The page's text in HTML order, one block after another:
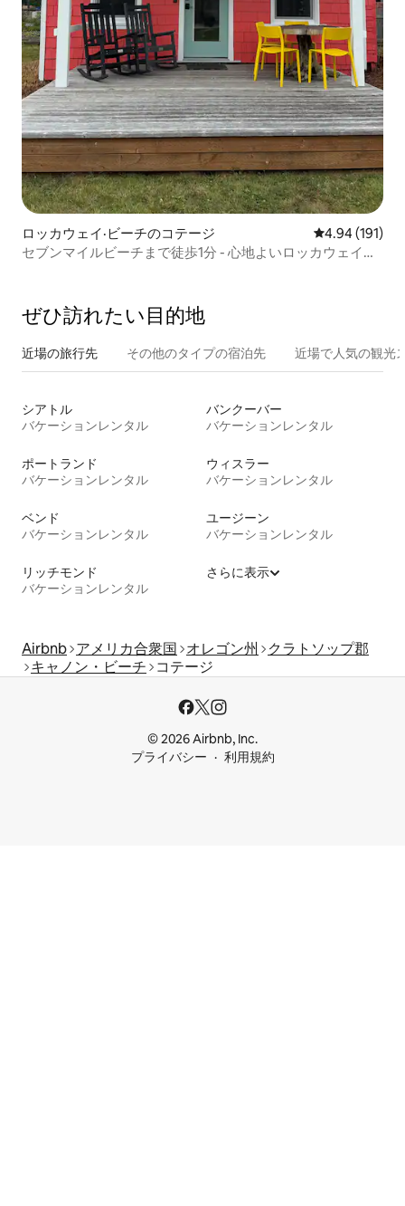
ロッカウェイ·ビーチのコテージ レビュー191
4.94 (191)
セブンマイルビーチまで徒歩1分 - 心地よいロッカウェイコ
ぜひ訪⁠れ⁠た⁠い目⁠的⁠地
近場の旅行先 その他のタ⁠イ⁠プ⁠の宿⁠泊⁠先 近場で人気の観光
シアトル
バケーションレンタル
バンクーバー
バケーションレンタル
ポートランド
バケーションレンタル
ウィスラー
バケーションレンタル
ベンド
バケーションレンタル
ユージーン
バケーションレンタル
リッチモンド
バケーションレンタル
さらに表示
Airbnb アメリカ合衆国 オレゴン州
クラトソップ郡
キャノン・ビーチ
コテージ
© 2026 Airbnb, Inc.
プライバシー
利用規約